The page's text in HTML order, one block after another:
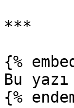
***
{%
Bu